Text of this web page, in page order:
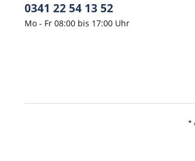
0341 22 54 13 52
Mo - Fr 08:00 bis 17:00 Uhr
*